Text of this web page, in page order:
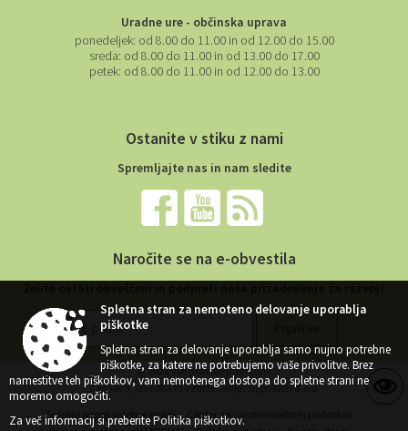
Uradne ure - občinska uprava
ponedeljek: od 8.00 do 11.00 in od 12.00 do 15.00
sreda: od 8.00 do 11.00 in od 13.00 do 17.00
petek: od 8.00 do 11.00 in od 12.00 do 13.00
Ostanite v stiku z nami
Spremljajte nas in nam sledite
Naročite se na e-obvestila
© 2026 Vse pravice pridržane
Zasnova, izvedba in vzdrževanje: Sigmateh d.o.o.
Splošni pogoji spletne strani
Center za varstvo osebnih podatkov
Spletna stran za nemoteno delovanje uporablja
piškotke
Spletna stran za delovanje uporablja samo nujno potrebne
piškotke, za katere ne potrebujemo vaše privolitve. Brez
namestitve teh piškotkov, vam nemotenega dostopa do spletne strani ne
moremo omogočiti.
Za več informacij si preberitePolitika piškotkov.